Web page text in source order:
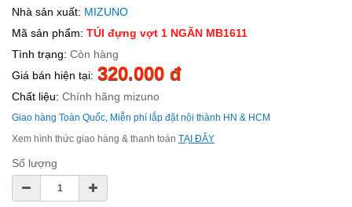
Nhà sản xuất: MIZUNO
Mã sản phẩm: TÚI đựng vợt 1 NGĂN MB1611
Tình trạng: Còn hàng
Giá bán hiện tại: 320.000 đ
Chất liệu: Chính hãng mizuno
Giao hàng Toàn Quốc, Miễn phí lắp đặt nội thành HN & HCM
Xem hình thức giao hàng & thanh toán TẠI ĐÂY
Số lượng